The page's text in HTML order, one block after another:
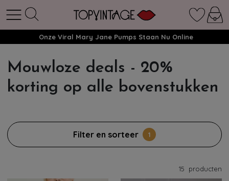
Onze Viral Mary Jane Pumps Staan Nu Online
Mouwloze deals - 20%
korting op alle bovenstukken
Filter en sorteer 1
15 producten